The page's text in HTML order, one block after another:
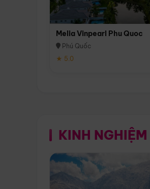
Melia Vinpearl Phu Quoc
Phú Quốc
★ 5.0
KINH